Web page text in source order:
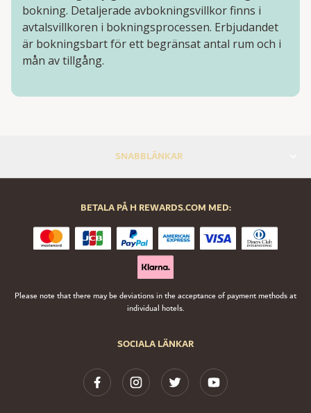
bokning. Detaljerade avbokningsvillkor finns i
avtalsvillkoren i bokningsprocessen. Erbjudandet
är bokningsbart för ett begränsat antal rum och i
mån av tillgång.
SNABBLÄNKAR
SOCIALA LÄNKAR
BETALA PÅ H REWARDS.COM MED:
Please note that there may be deviations in the acceptance of payment methods at
individual hotels.